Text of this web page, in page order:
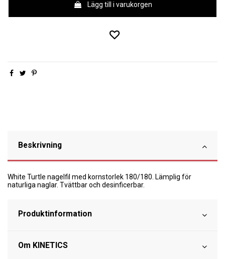
Lägg till i varukorgen
Beskrivning
White Turtle nagelfil med kornstorlek 180/180. Lämplig för
naturliga naglar. Tvättbar och desinficerbar.
Produktinformation
Om KINETICS